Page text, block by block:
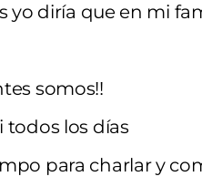
yo diría que en mi
somos!!
todos los días
para charlar y